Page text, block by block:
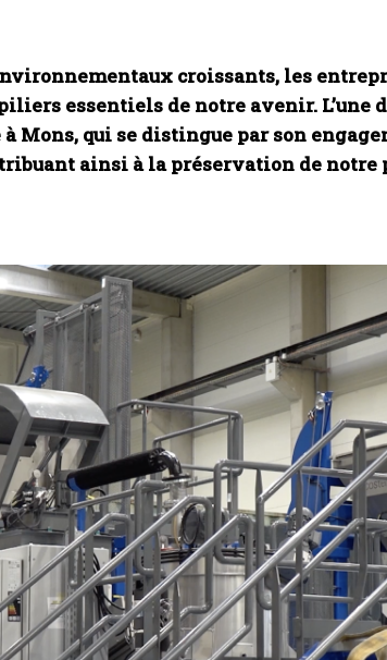
croissants, les
essentiels de notre avenir. L’une
Mons, qui se distingue par son
ainsi à la préservation de notre